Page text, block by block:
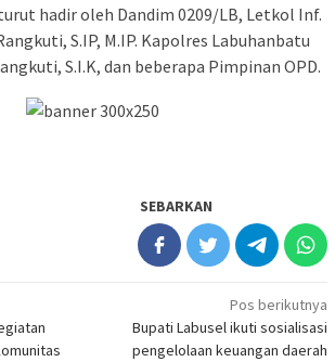
hadir oleh Dandim 0209/LB, Letkol Inf.
S.IP, M.IP. Kapolres Labuhanbatu
S.I.K, dan beberapa Pimpinan OPD.
SEBARKAN
Pos berikutnya
Bupati Labusel ikuti sosialisasi
pengelolaan keuangan daerah